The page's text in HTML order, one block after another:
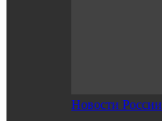
Новости России